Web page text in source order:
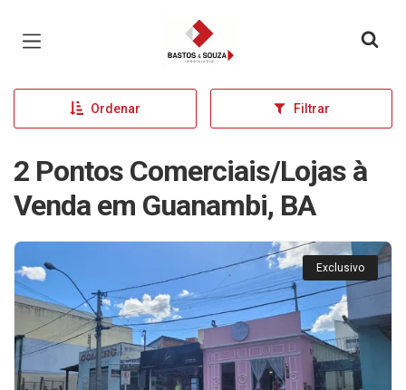
Página inicial
Ordenar Filtrar
2 Pontos Comerciais/Lojas à
Venda em Guanambi, BA
Exclusivo